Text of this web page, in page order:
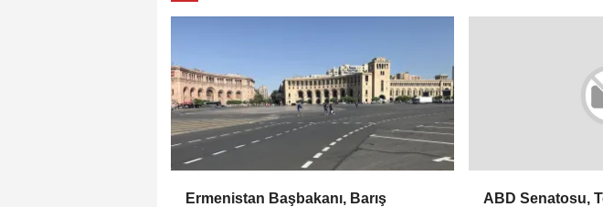
Ermenistan Başbakanı, Barış
ABD Senatosu,